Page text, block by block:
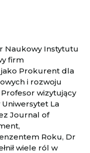
Naukowy Instytutu
firm
jako Prokurent dla
i rozwoju
wizytujący
Uniwersytet La
Journal of
Roku, Dr
wiele ról w